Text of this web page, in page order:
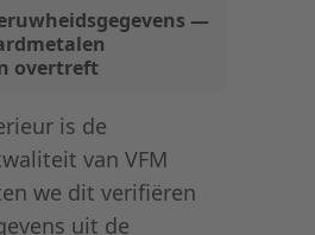
—
overtreft
is de
van VFM
we dit verifiëren
uit de